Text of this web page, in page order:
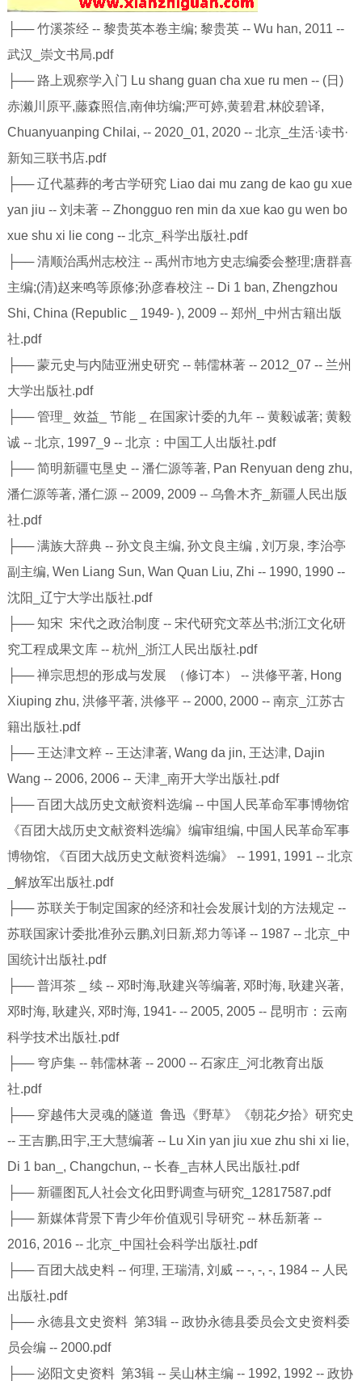
├── 竹溪茶经 -- 黎贵英本卷主编; 黎贵英 -- Wu han, 2011 --
武汉_崇文书局.pdf
├── 路上观察学入门 Lu shang guan cha xue ru men -- (日)
赤濑川原平,藤森照信,南伸坊编;严可婷,黄碧君,林皎碧译,
Chuanyuanping Chilai, -- 2020_01, 2020 -- 北京_生活·读书·
新知三联书店.pdf
├── 辽代墓葬的考古学研究 Liao dai mu zang de kao gu xue
yan jiu -- 刘未著 -- Zhongguo ren min da xue kao gu wen bo
xue shu xi lie cong -- 北京_科学出版社.pdf
├── 清顺治禹州志校注 -- 禹州市地方史志编委会整理;唐群喜
主编;(清)赵来鸣等原修;孙彦春校注 -- Di 1 ban, Zhengzhou
Shi, China (Republic _ 1949- ), 2009 -- 郑州_中州古籍出版
社.pdf
├── 蒙元史与内陆亚洲史研究 -- 韩儒林著 -- 2012_07 -- 兰州
大学出版社.pdf
├── 管理_ 效益_ 节能 _ 在国家计委的九年 -- 黄毅诚著; 黄毅
诚 -- 北京, 1997_9 -- 北京：中国工人出版社.pdf
├── 简明新疆屯垦史 -- 潘仁源等著, Pan Renyuan deng zhu,
潘仁源等著, 潘仁源 -- 2009, 2009 -- 乌鲁木齐_新疆人民出版
社.pdf
├── 满族大辞典 -- 孙文良主编, 孙文良主编 , 刘万泉, 李治亭
副主编, Wen Liang Sun, Wan Quan Liu, Zhi -- 1990, 1990 --
沈阳_辽宁大学出版社.pdf
├── 知宋 宋代之政治制度 -- 宋代研究文萃丛书;浙江文化研
究工程成果文库 -- 杭州_浙江人民出版社.pdf
├── 禅宗思想的形成与发展 （修订本） -- 洪修平著, Hong
Xiuping zhu, 洪修平著, 洪修平 -- 2000, 2000 -- 南京_江苏古
籍出版社.pdf
├── 王达津文粹 -- 王达津著, Wang da jin, 王达津, Dajin
Wang -- 2006, 2006 -- 天津_南开大学出版社.pdf
├── 百团大战历史文献资料选编 -- 中国人民革命军事博物馆
《百团大战历史文献资料选编》编审组编, 中国人民革命军事
博物馆, 《百团大战历史文献资料选编》 -- 1991, 1991 -- 北京
_解放军出版社.pdf
├── 苏联关于制定国家的经济和社会发展计划的方法规定 --
苏联国家计委批准孙云鹏,刘日新,郑力等译 -- 1987 -- 北京_中
国统计出版社.pdf
├── 普洱茶 _ 续 -- 邓时海,耿建兴等编著, 邓时海, 耿建兴著,
邓时海, 耿建兴, 邓时海, 1941- -- 2005, 2005 -- 昆明市：云南
科学技术出版社.pdf
├── 穹庐集 -- 韩儒林著 -- 2000 -- 石家庄_河北教育出版
社.pdf
├── 穿越伟大灵魂的隧道 鲁迅《野草》《朝花夕拾》研究史
-- 王吉鹏,田宇,王大慧编著 -- Lu Xin yan jiu xue zhu shi xi lie,
Di 1 ban_, Changchun, -- 长春_吉林人民出版社.pdf
├── 新疆图瓦人社会文化田野调查与研究_12817587.pdf
├── 新媒体背景下青少年价值观引导研究 -- 林岳新著 --
2016, 2016 -- 北京_中国社会科学出版社.pdf
├── 百团大战史料 -- 何理, 王瑞清, 刘威 -- -, -, -, 1984 -- 人民
出版社.pdf
├── 永德县文史资料 第3辑 -- 政协永德县委员会文史资料委
员会编 -- 2000.pdf
├── 泌阳文史资料 第3辑 -- 吴山林主编 -- 1992, 1992 -- 政协